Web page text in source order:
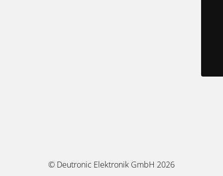
© Deutronic Elektronik GmbH 2026